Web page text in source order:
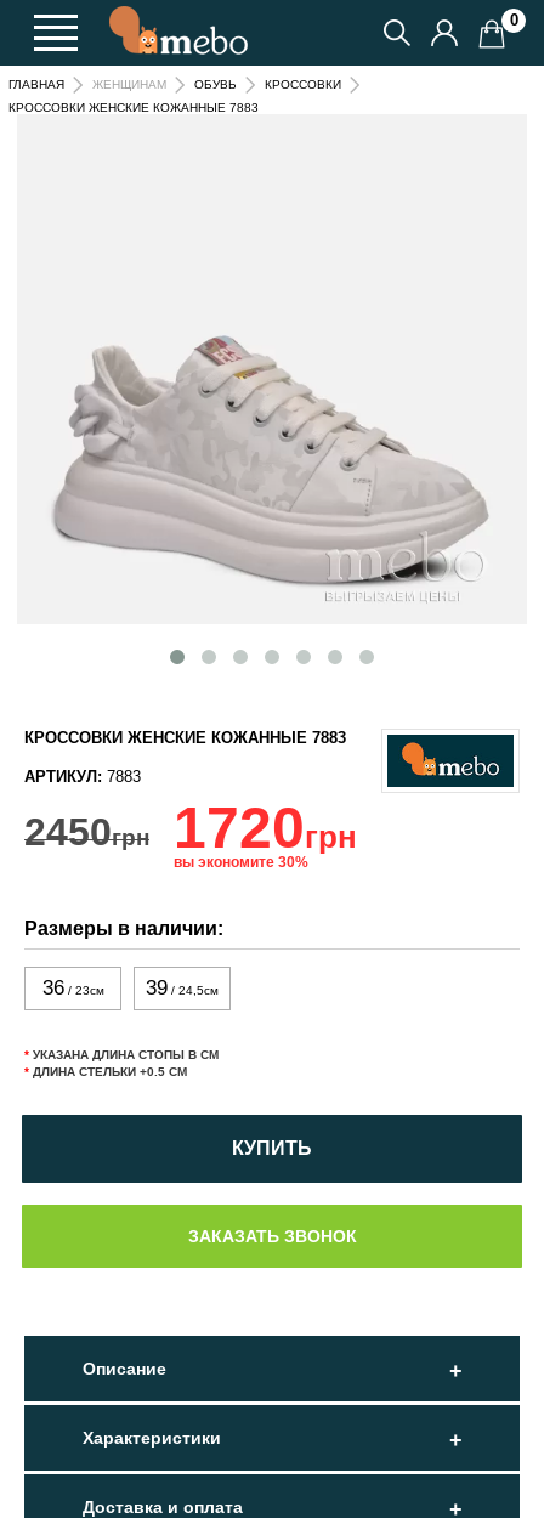
0
ГЛАВНАЯ ЖЕНЩИНАМ ОБУВЬ
КРОССОВКИ
КРОССОВКИ ЖЕНСКИЕ КОЖАННЫЕ 7883
КРОССОВКИ ЖЕНСКИЕ КОЖАННЫЕ 7883
АРТИКУЛ: 7883
2450грн 1720грн
вы экономите 30%
Размеры в наличии:
36/ 23см 39 / 24,5см
* УКАЗАНА ДЛИНА СТОПЫ В СМ
* ДЛИНА СТЕЛЬКИ +0.5 СМ
КУПИТЬ
Описание
Характеристики
Доставка и оплата